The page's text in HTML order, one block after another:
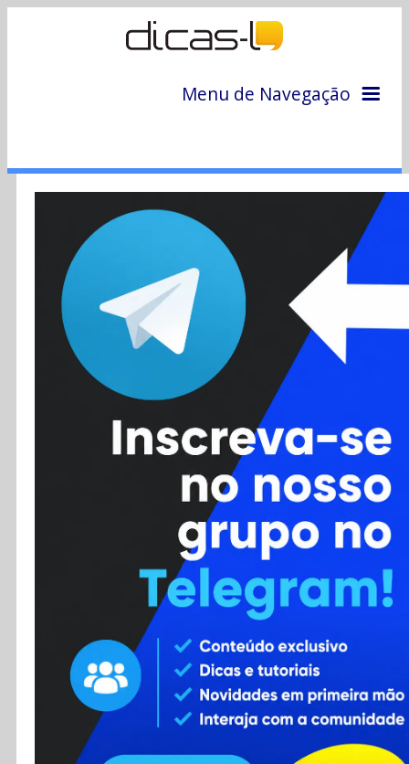
Menu de Navegação
Colunas
Colaboradores
Cursos
Enviar Dica
Contato
RSS